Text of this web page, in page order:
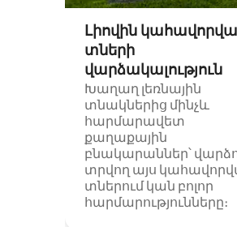
Լիովին
տների
վարձակալություն
Խաղաղ լեռնային
տնակներից մինչև
հարմարավետ
քաղաքային
բնակարաններ՝
տրվող այս
տներում կան բոլոր
հարմարությունները։